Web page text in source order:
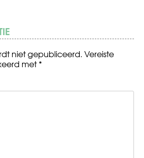
niet gepubliceerd. Vereiste
met*